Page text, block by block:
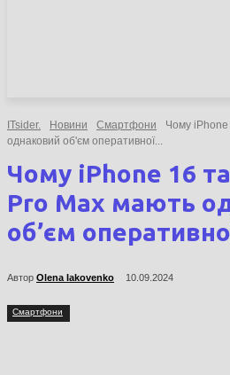
ITsider. Новини Смартфони
Чому
однаковий об'єм оперативної...
Чому iPhone 16
Pro Max мають
об’єм
Автор Olena Iakovenko 10.09.2024
Смартфони